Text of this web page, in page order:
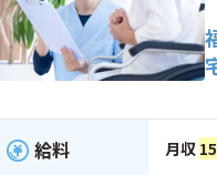
給料 月収